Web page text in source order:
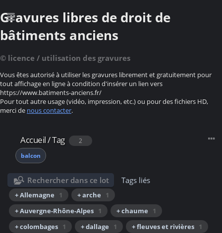
Gravures libres de droit de
bâtiments anciens
© licence / utilisation des gravures
Vous êtes autorisé à utiliser les gravures librement et gratuitement pour
tout affichage en ligne à condition d'insérer un lien vers
https://www.batiments-anciens.fr/
Pour tout autre usage (vidéo, impression, etc.) ou pour des fichiers HD,
merci de nous contacter.
Accueil/Tag
2
balcon
Rechercher dans ce lot Tags liés
+ Allemagne 1 + arche
1
+ Auvergne-Rhône-Alpes 1 + chaume
1
+ colombages 1 + dallage 1 + fleuves et rivières 1